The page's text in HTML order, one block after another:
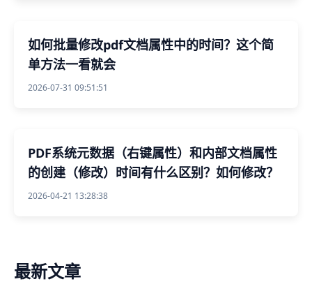
如何批量修改pdf文档属性中的时间？这个简
单方法一看就会
2026-07-31 09:51:51
PDF系统元数据（右键属性）和内部文档属性
的创建（修改）时间有什么区别？如何修改？
2026-04-21 13:28:38
最新文章